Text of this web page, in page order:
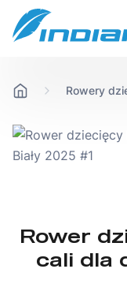
Rowery
Hulajnogi
Rowery
Rower
cali dla